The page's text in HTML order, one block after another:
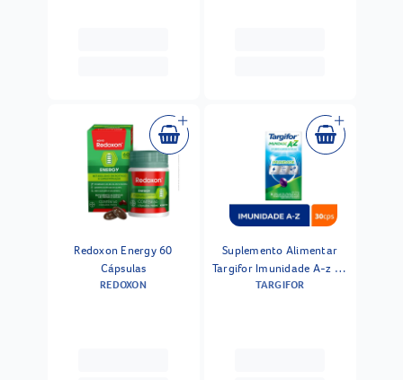
Redoxon Energy 60
Cápsulas
REDOXON
Suplemento Alimentar
Targifor Imunidade A-z 30
Cápsulas
TARGIFOR